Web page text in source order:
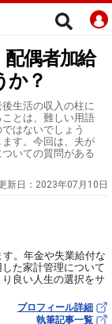
偶者加給
か？
生活の収入の柱に
とは、難しい用語
はないでしょう
す。今回は、夫が
いての質問がある
新日： 2023年07月10日
。年金や失業給付な
た家計管理について
良い人生の選択をサ
プロフィール詳細
執筆記事一覧